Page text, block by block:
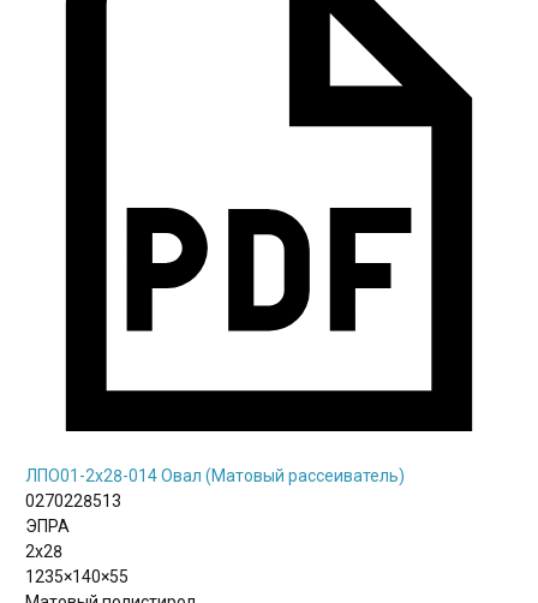
ЛПО01-2х28-014 Овал (Матовый рассеиватель)
0270228513
ЭПРА
2х28
1235×140×55